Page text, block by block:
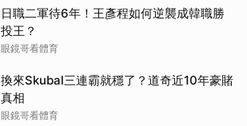
日職二軍待6年！王彥程如何逆襲成韓職勝
投王？
眼鏡哥看體育
換來Skubal三連霸就穩了？道奇近10年豪賭
真相
眼鏡哥看體育